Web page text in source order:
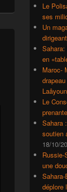
widget
barre
latérale
Le
ses
Un
en
Maroc-
Le
Sahara
soutien
18/10/
Russie-
une
déplore